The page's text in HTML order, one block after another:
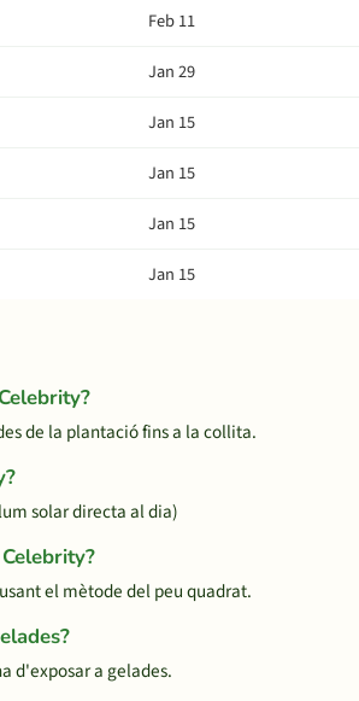
Feb 11
Jan 29
Jan 15
Jan 15
Jan 15
Jan 15
de la plantació fins a la collita.
solar directa al dia)
el mètode del peu quadrat.
d'exposar a gelades.